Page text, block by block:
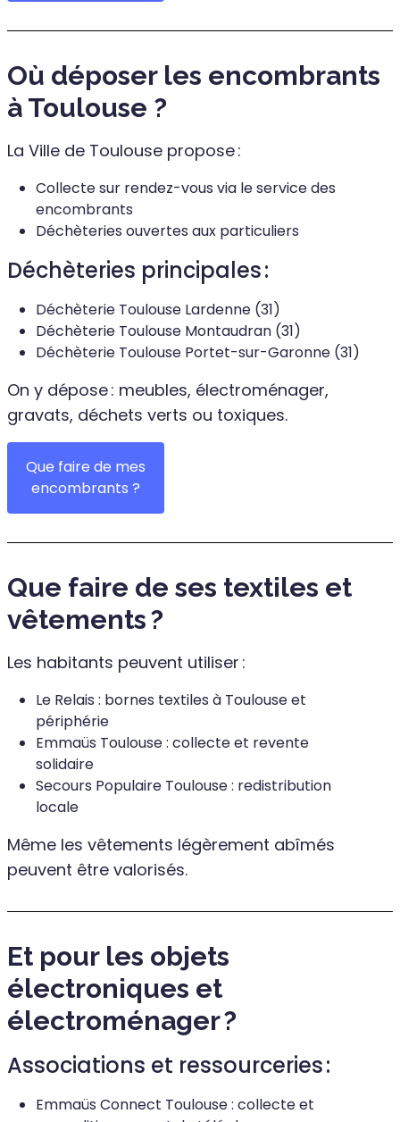
Où déposer les encombrants
à Toulouse ?
La Ville de Toulouse propose :
Collecte sur rendez-vous via le service des
encombrants
Déchèteries ouvertes aux particuliers
Déchèteries principales :
Déchèterie Toulouse Lardenne (31)
Déchèterie Toulouse Montaudran (31)
Déchèterie Toulouse Portet-sur-Garonne (31)
On y dépose : meubles, électroménager,
gravats, déchets verts ou toxiques.
Que faire de mes
encombrants ?
Que faire de ses textiles et
vêtements ?
Les habitants peuvent utiliser :
Le Relais : bornes textiles à Toulouse et
périphérie
Emmaüs Toulouse : collecte et revente
solidaire
Secours Populaire Toulouse : redistribution
locale
Même les vêtements légèrement abîmés
peuvent être valorisés.
Et pour les objets
électroniques et
électroménager ?
Associations et ressourceries :
Emmaüs Connect Toulouse : collecte et